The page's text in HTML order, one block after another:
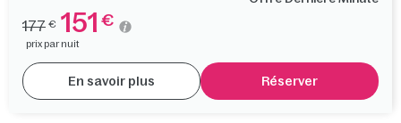
177 € 151 €
prix par nuit
En savoir plus Réserver